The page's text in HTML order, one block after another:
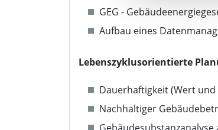
Website an
möglicherweise
der Dienste
Impressum
GEG -
Aufbau eines
Lebenszyklusorientierte
Dauerhaftigkeit (Wert und
Nachhaltiger